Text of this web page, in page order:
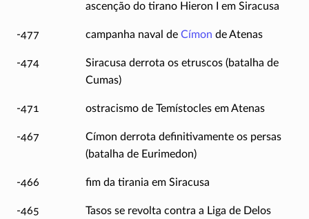
ascenção do tirano Hieron I em Siracusa
-477 campanha naval de Címon de Atenas
-474
Siracusa derrota os etruscos (batalha de
Cumas)
-471 ostracismo de Temístocles em Atenas
-467
Címon derrota definitivamente os persas
(batalha de Eurimedon)
-466 fim da tirania em Siracusa
-465 Tasos se revolta contra a Liga de Delos